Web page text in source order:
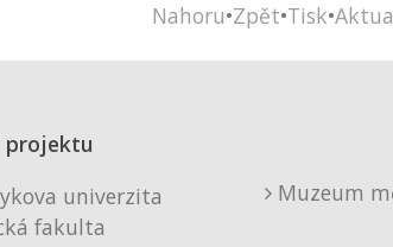
Nahoru•Zpět•Tisk•
projektu
univerzita
fakulta
Muzeum